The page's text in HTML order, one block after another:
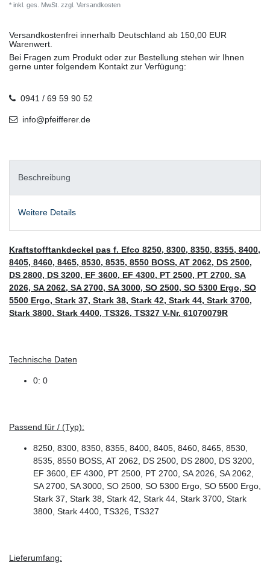
* inkl. ges. MwSt. zzgl. Versandkosten
Versandkostenfrei innerhalb Deutschland ab 150,00 EUR
Warenwert.
Bei Fragen zum Produkt oder zur Bestellung stehen wir Ihnen
gerne unter folgendem Kontakt zur Verfügung:
0941 / 69 59 90 52
info@pfeifferer.de
Beschreibung
Weitere Details
Kraftstofftankdeckel pas f. Efco 8250, 8300, 8350, 8355, 8400,
8405, 8460, 8465, 8530, 8535, 8550 BOSS, AT 2062, DS 2500,
DS 2800, DS 3200, EF 3600, EF 4300, PT 2500, PT 2700, SA
2026, SA 2062, SA 2700, SA 3000, SO 2500, SO 5300 Ergo, SO
5500 Ergo, Stark 37, Stark 38, Stark 42, Stark 44, Stark 3700,
Stark 3800, Stark 4400, TS326, TS327 V-Nr. 61070079R
Technische Daten
0: 0
Passend für / (Typ):
8250, 8300, 8350, 8355, 8400, 8405, 8460, 8465, 8530,
8535, 8550 BOSS, AT 2062, DS 2500, DS 2800, DS 3200,
EF 3600, EF 4300, PT 2500, PT 2700, SA 2026, SA 2062,
SA 2700, SA 3000, SO 2500, SO 5300 Ergo, SO 5500 Ergo,
Stark 37, Stark 38, Stark 42, Stark 44, Stark 3700, Stark
3800, Stark 4400, TS326, TS327
Lieferumfang: